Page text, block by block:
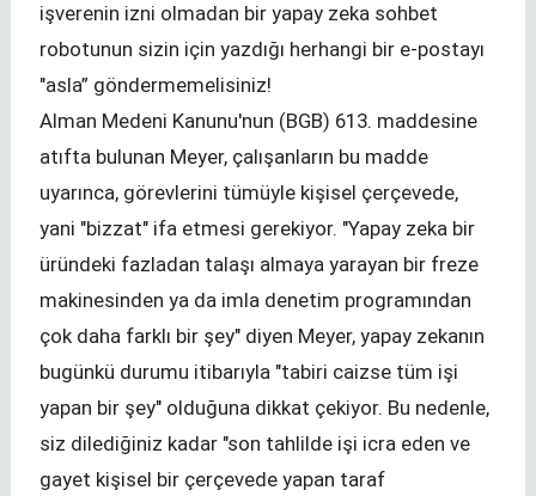
işverenin izni olmadan bir yapay zeka sohbet
robotunun sizin için yazdığı herhangi bir e-postayı
"asla” göndermemelisiniz!
Alman Medeni Kanunu'nun (BGB) 613. maddesine
atıfta bulunan Meyer, çalışanların bu madde
uyarınca, görevlerini tümüyle kişisel çerçevede,
yani "bizzat" ifa etmesi gerekiyor. "Yapay zeka bir
üründeki fazladan talaşı almaya yarayan bir freze
makinesinden ya da imla denetim programından
çok daha farklı bir şey" diyen Meyer, yapay zekanın
bugünkü durumu itibarıyla "tabiri caizse tüm işi
yapan bir şey" olduğuna dikkat çekiyor. Bu nedenle,
siz dilediğiniz kadar "son tahlilde işi icra eden ve
gayet kişisel bir çerçevede yapan taraf